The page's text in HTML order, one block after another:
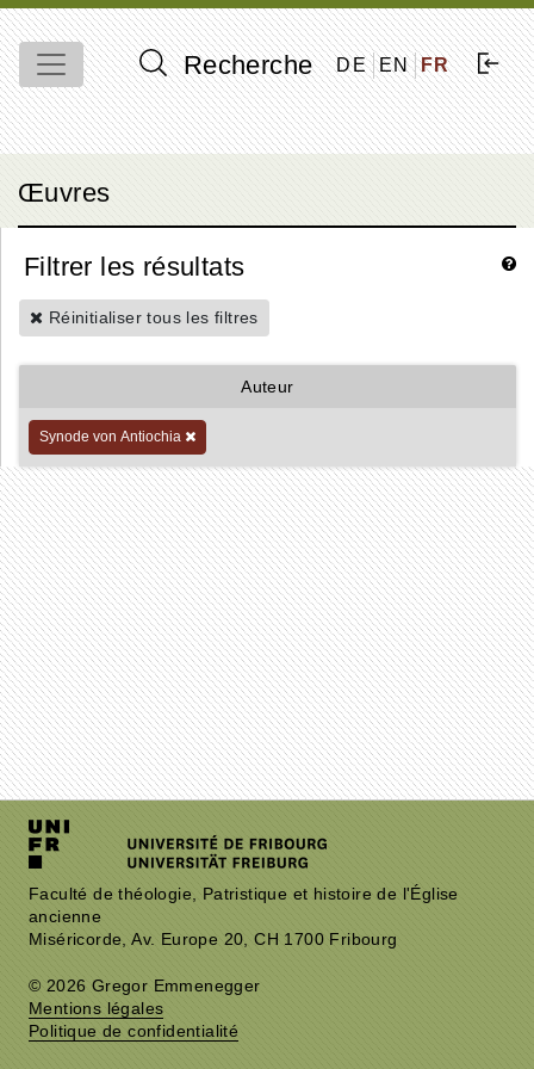
Recherche DE EN FR
Œuvres
Filtrer les résultats
Réinitialiser tous les filtres
Auteur
Synode von Antiochia
Faculté de théologie, Patristique et histoire de l'Église
ancienne
Miséricorde, Av. Europe 20, CH 1700 Fribourg
© 2026 Gregor Emmenegger
Mentions légales
Politique de confidentialité